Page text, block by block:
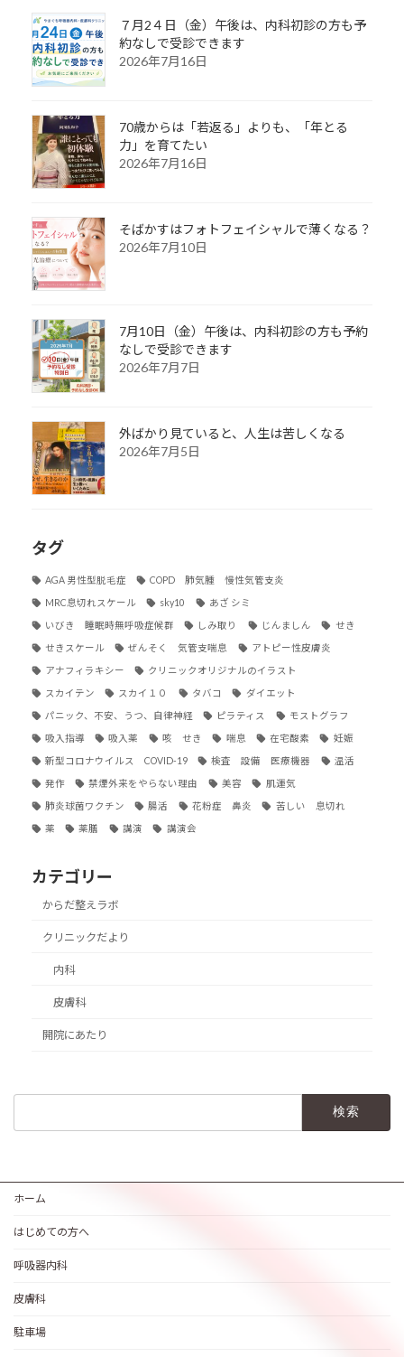
７月2４日（金）午後は、内科初診の方も予
約なしで受診できます
2026年7月16日
70歳からは「若返る」よりも、「年とる
力」を育てたい
2026年7月16日
そばかすはフォトフェイシャルで薄くなる？
2026年7月10日
7月10日（金）午後は、内科初診の方も予約
なしで受診できます
2026年7月7日
外ばかり見ていると、人生は苦しくなる
2026年7月5日
タグ
AGA 男性型脱毛症 COPD 肺気腫 慢性気管支炎
MRC息切れスケール sky10 あざ シミ
いびき 睡眠時無呼吸症候群 しみ取り じんましん せき
せきスケール ぜんそく 気管支喘息 アトピー性皮膚炎
アナフィラキシー クリニックオリジナルのイラスト
スカイテン スカイ１０ タバコ ダイエット
パニック、不安、うつ、自律神経 ピラティス モストグラフ
吸入指導 吸入薬 咳 せき 喘息 在宅酸素 妊娠
新型コロナウイルス COVID-19 検査 設備 医療機器 温活
発作 禁煙外来をやらない理由 美容 肌運気
肺炎球菌ワクチン 腸活 花粉症 鼻炎 苦しい 息切れ
薬 薬膳 講演 講演会
カテゴリー
からだ整えラボ
クリニックだより
内科
皮膚科
開院にあたり
ホーム
はじめての方へ
呼吸器内科
皮膚科
駐車場